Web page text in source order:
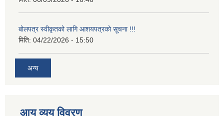
बोलपत्र स्वीकृतको लागि आशयपत्रको सूचना !!!
मिति: 04/22/2026 - 15:50
अन्य
आय व्यय विवरण